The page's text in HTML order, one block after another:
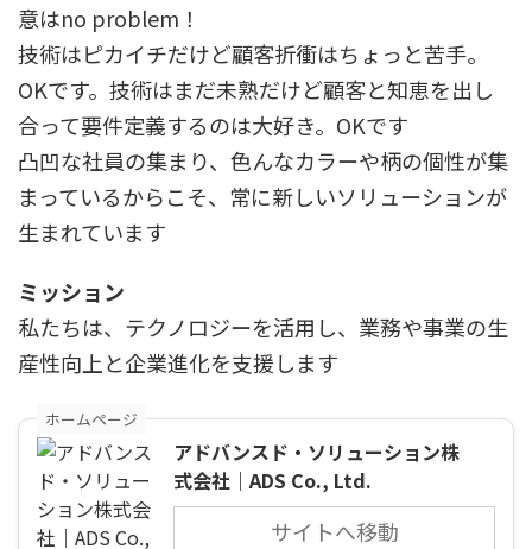
意はno problem！
技術はピカイチだけど顧客折衝はちょっと苦手。
OKです。技術はまだ未熟だけど顧客と知恵を出し
合って要件定義するのは大好き。OKです
凸凹な社員の集まり、色んなカラーや柄の個性が集
まっているからこそ、常に新しいソリューションが
生まれています
ミッション
私たちは、テクノロジーを活用し、業務や事業の生
産性向上と企業進化を支援します
ホームページ
アドバンスド・ソリューション株
式会社｜ADS Co., Ltd.
サイトへ移動